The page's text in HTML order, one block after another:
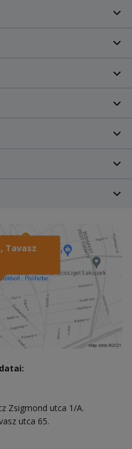
Tavasz
Zsigmond utca 1/A.
utca 65.